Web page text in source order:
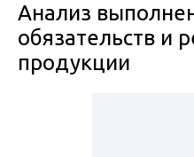
Анализ
обязательств и
продукции